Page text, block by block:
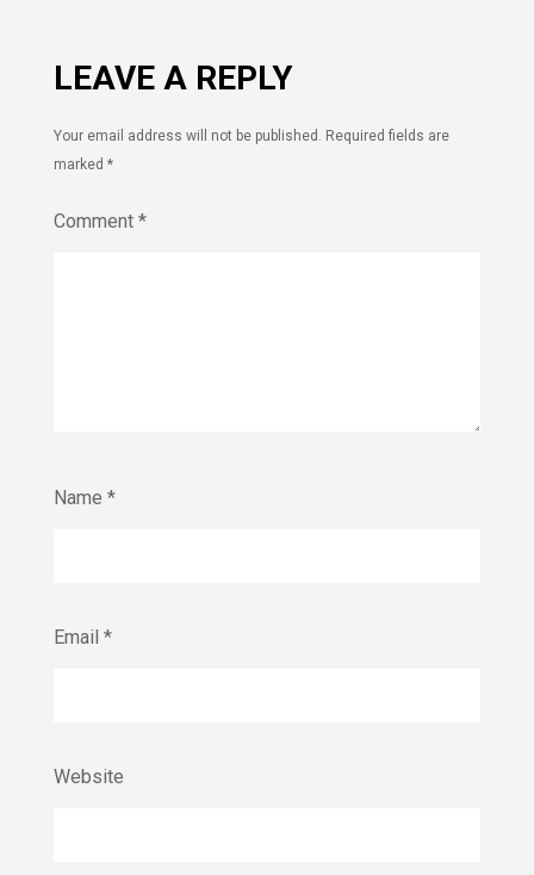
LEAVE A REPLY
Your email address will not be published. Required fields are
marked *
Comment *
Name *
Email *
Website